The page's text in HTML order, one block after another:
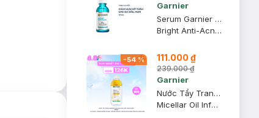
Garnier
Serum Garnier Giảm Mụn Mờ Thâm Cho Da Dầu, Mụn 30ml
Bright Anti-Acne Booster Serum
-54% 111.000 ₫
239.000 ₫
Garnier
Nước Tẩy Trang Garnier Làm Sạch Sâu Lớp Trang Điểm 400ml
Micellar Oil Infused Cleansing Water